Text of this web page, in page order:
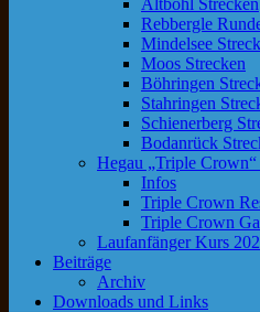
Altbohl Strecken
Rebbergle
Mindelsee
Moos Strecken
Böhringen
Stahringen
Schienerberg
Bodanrück
Hegau „Triple
Infos
Triple Crown
Triple Crown
Laufanfänger Kurs
Beiträge
Archiv
Downloads und Links